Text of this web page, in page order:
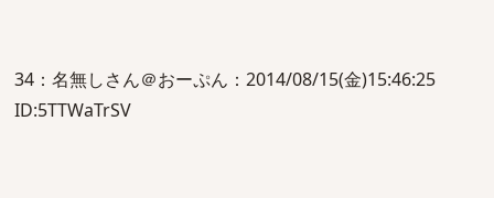
34：名無しさん＠おーぷん：2014/08/15(金)15:46:25
ID:5TTWaTrSV